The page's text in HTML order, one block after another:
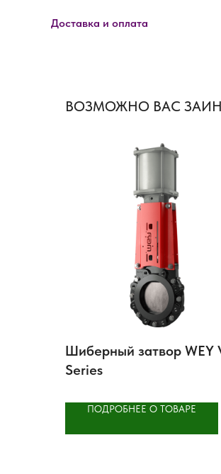
Доставка и оплата
ВОЗМОЖНО ВАС
Шиберный затвор WEY
Series
ПОДРОБНЕЕ О ТОВАРЕ